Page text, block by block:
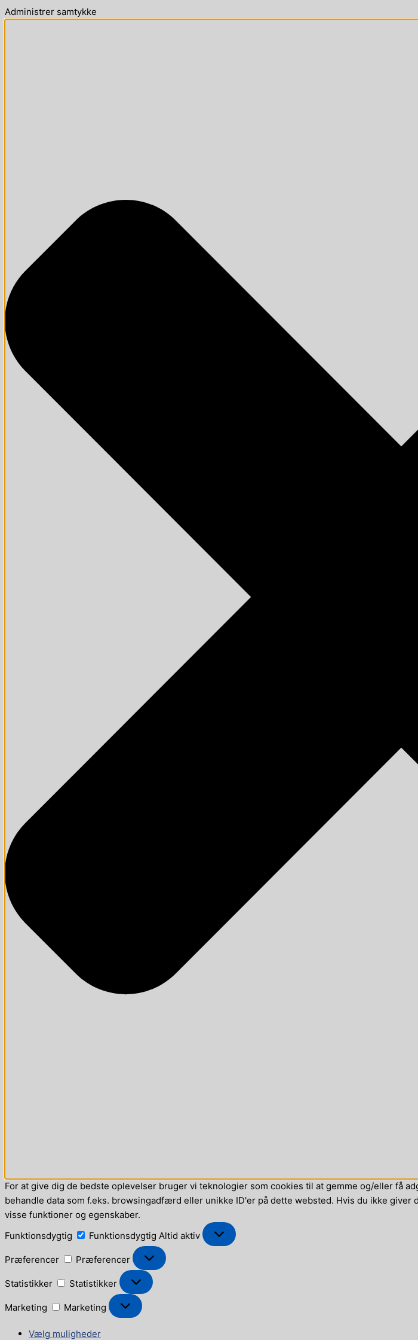
Administrer samtykke
For at give dig de bedste oplevelser bruger vi teknologier som cookies til at gemme og/eller få
behandle data som f.eks. browsingadfærd eller unikke ID'er på dette websted. Hvis du ikke
visse funktioner og egenskaber.
Funktionsdygtig
Funktionsdygtig Altid aktiv
Præferencer Præferencer
Statistikker Statistikker
Marketing Marketing
Vælg muligheder